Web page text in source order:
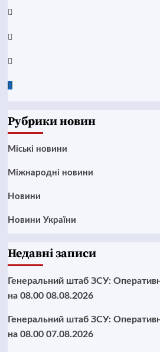
Telegram
Instagram
Twitter
Google
Рубрики новин
Mіські новини
Міжнародні новини
Новини
Новини України
Недавні записи
Генеральний штаб ЗСУ:
на 08.00 08.08.2026
Генеральний штаб ЗСУ:
на 08.00 07.08.2026